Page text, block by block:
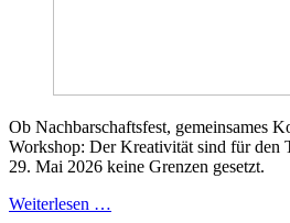
Ob Nachbarschaftsfest, gemeinsames
Workshop: Der Kreativität sind für den
29. Mai 2026 keine Grenzen gesetzt.
Weiterlesen …